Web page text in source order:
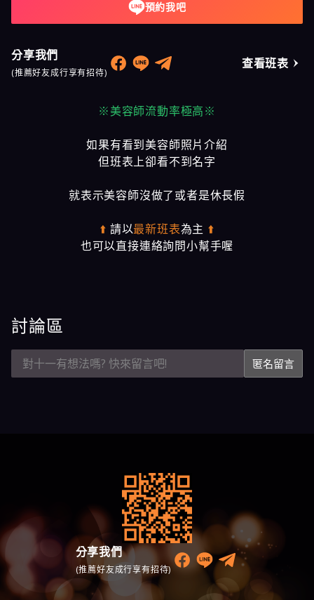
預約我吧
分享我們
(推薦好友成行享有招待)
查看班表
※美容師流動率極高※
如果有看到美容師照片介紹
但班表上卻看不到名字
就表示美容師沒做了或者是休長假
⬆️ 請以最新班表為主 ⬆️
也可以直接連絡詢問小幫手喔
討論區
匿名留言
分享我們
(推薦好友成行享有招待)